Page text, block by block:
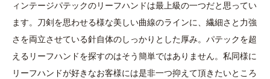
ィンテージパテックのリーフハンドは最上級の一つだと思ってい
ます。刀剣を思わせる様な美しい曲線のラインに、繊細さと力強
さを両立させている針自体のしっかりとした厚み。パテックを超
えるリーフハンドを探すのはそう簡単ではありません。私同様に
リーフハンドが好きなお客様には是非一つ抑えて頂きたいところ